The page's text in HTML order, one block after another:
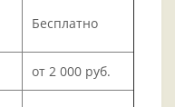
Бесплатно
от 2 000 руб.